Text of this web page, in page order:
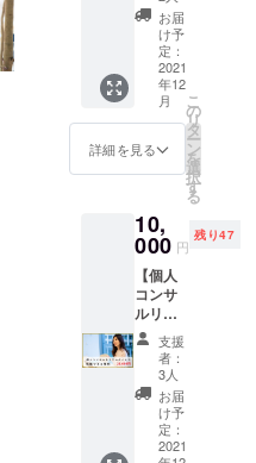
コーチ
ングの
時間
は、
ワーク
を通し
てあな
たが本
当に大
切にし
値観を
みつ
け、"あ
なただ
けの幸
せの軸"
を構築
してい
きま
す。
「内観
をする
のが苦
るにあ
たって
実践し
ていた
ワーク
の内容
を１冊
のノー
「叶え
たいこ
とはあ
るけ
ど、な
んだか
モヤモ
ヤす
る・不
安を感
じる・
焦って
しま
がら楽
しい時
間を過
ごしま
しょ
う！ 12
月5日ま
たは12
加でき
る方に
限りま
す。 参
加可能
な日時
（日
中）に
お越し
くださ
い。
場所な
どの詳
ライン
収録ラ
イブ視
聴権利
＆サイ
ン付き
書籍１
冊】
・本田
晃一さ
気番
組”世界
一ゆ
る〜い
幸せの
帝王
学”収録
ライブ
配信を
リアル
タイム
で視聴
参加で
お届
け予
定：
2021
年12
月
詳細を見る
こ
の
リ
タ
ー
ン
を
選
択
す
る
10,
000 円
残り47
【個人
コンサ
ルリア
ルタイ
ム 視聴
権】 ・
個人コ
ンサル
の様子
をリア
支援
者：
3人
お届
け予
定：
2021